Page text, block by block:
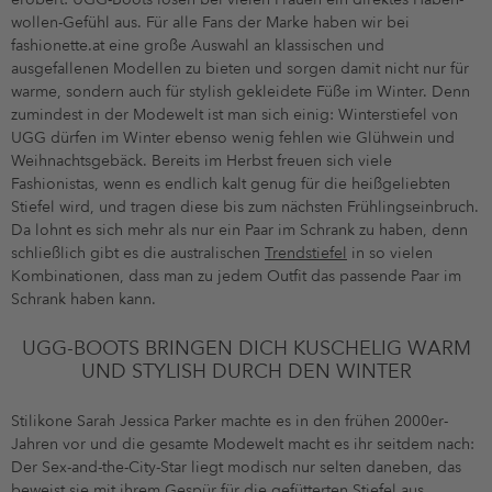
wollen-Gefühl aus. Für alle Fans der Marke haben wir bei
fashionette.at eine große Auswahl an klassischen und
ausgefallenen Modellen zu bieten und sorgen damit nicht nur für
warme, sondern auch für stylish gekleidete Füße im Winter. Denn
zumindest in der Modewelt ist man sich einig: Winterstiefel von
UGG dürfen im Winter ebenso wenig fehlen wie Glühwein und
Weihnachtsgebäck. Bereits im Herbst freuen sich viele
Fashionistas, wenn es endlich kalt genug für die heißgeliebten
Stiefel wird, und tragen diese bis zum nächsten Frühlingseinbruch.
Da lohnt es sich mehr als nur ein Paar im Schrank zu haben, denn
schließlich gibt es die australischen Trendstiefel in so vielen
Kombinationen, dass man zu jedem Outfit das passende Paar im
Schrank haben kann.
UGG-BOOTS BRINGEN DICH KUSCHELIG WARM
UND STYLISH DURCH DEN WINTER
Stilikone Sarah Jessica Parker machte es in den frühen 2000er-
Jahren vor und die gesamte Modewelt macht es ihr seitdem nach:
Der Sex-and-the-City-Star liegt modisch nur selten daneben, das